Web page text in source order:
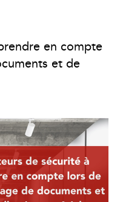
en compte
et de